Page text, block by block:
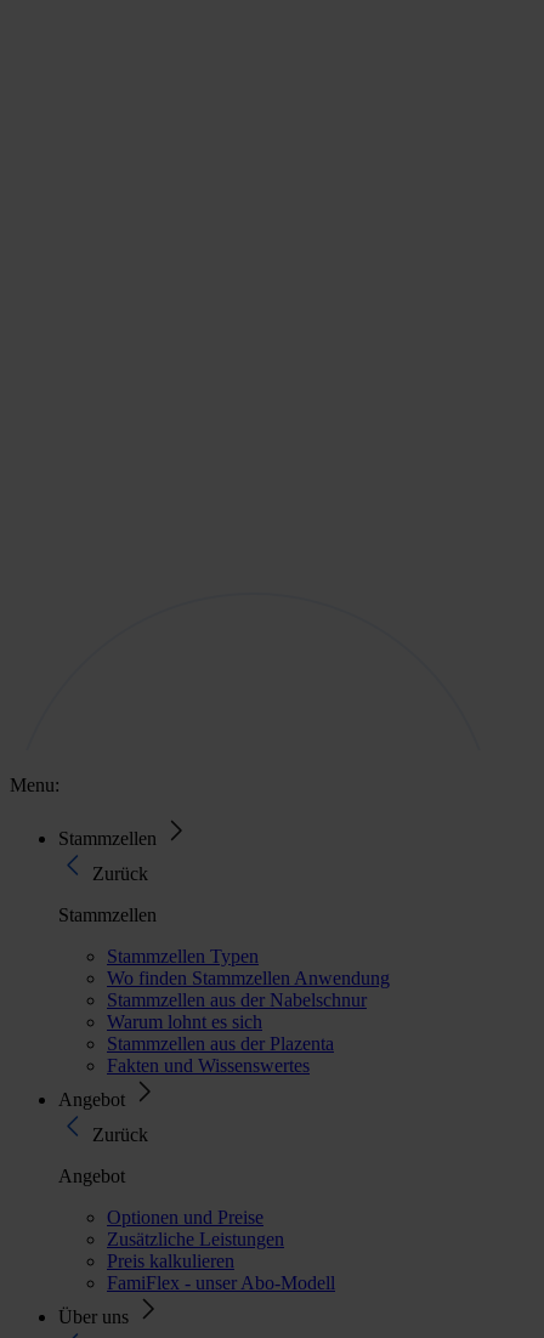
Menu:
Stammzellen
Zurück
Stammzellen
Stammzellen Typen
Wo finden Stammzellen Anwendung
Stammzellen aus der Nabelschnur
Warum lohnt es sich
Stammzellen aus der Plazenta
Fakten und Wissenswertes
Angebot
Zurück
Angebot
Optionen und Preise
Zusätzliche Leistungen
Preis kalkulieren
FamiFlex - unser Abo-Modell
Über uns